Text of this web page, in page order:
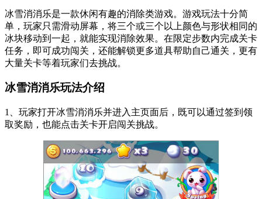
冰雪消消乐是一款休闲有趣的消除类游戏。游戏玩法十分简
单，玩家只需滑动屏幕，将三个或三个以上颜色与形状相同的
冰块移动到一起，就能实现消除效果。在限定步数内完成关卡
任务，即可成功闯关，还能解锁更多道具帮助自己通关，更有
大量关卡等着玩家们去挑战。
冰雪消消乐玩法介绍
1、玩家打开冰雪消消乐并进入主页面后，既可以通过签到领
取奖励，也能点击关卡开启闯关挑战。